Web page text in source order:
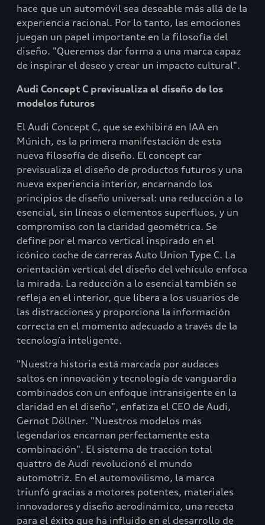
hace que un automóvil sea deseable más allá de la
experiencia racional. Por lo tanto, las emociones
juegan un papel importante en la filosofía del
diseño. "Queremos dar forma a una marca capaz
de inspirar el deseo y crear un impacto cultural".
Audi Concept C previsualiza el diseño de los
modelos futuros
El Audi Concept C, que se exhibirá en IAA en
Múnich, es la primera manifestación de esta
nueva filosofía de diseño. El concept car
previsualiza el diseño de productos futuros y una
nueva experiencia interior, encarnando los
principios de diseño universal: una reducción a lo
esencial, sin líneas o elementos superfluos, y un
compromiso con la claridad geométrica. Se
define por el marco vertical inspirado en el
icónico coche de carreras Auto Union Type C. La
orientación vertical del diseño del vehículo enfoca
la mirada. La reducción a lo esencial también se
refleja en el interior, que libera a los usuarios de
las distracciones y proporciona la información
correcta en el momento adecuado a través de la
tecnología inteligente.
"Nuestra historia está marcada por audaces
saltos en innovación y tecnología de vanguardia
combinados con un enfoque intransigente en la
claridad en el diseño", enfatiza el CEO de Audi,
Gernot Döllner. "Nuestros modelos más
legendarios encarnan perfectamente esta
combinación". El sistema de tracción total
quattro de Audi revolucionó el mundo
automotriz. En el automovilismo, la marca
triunfó gracias a motores potentes, materiales
innovadores y diseño aerodinámico, una receta
para el éxito que ha influido en el desarrollo de